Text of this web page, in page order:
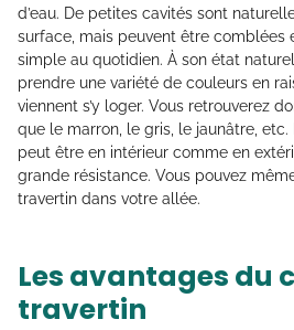
d’eau. De petites cavités sont
surface, mais peuvent être comblées
simple au quotidien. À son état
prendre une variété de couleurs en
viennent s’y loger. Vous retrouverez
que le marron, le gris, le jaunâtre,
peut être en intérieur comme en
grande résistance. Vous pouvez
travertin dans votre allée.
Les avantages du
travertin